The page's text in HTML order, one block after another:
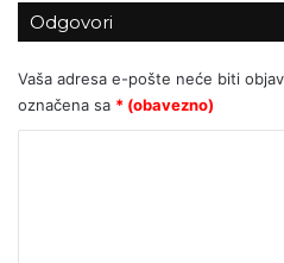
Odgovori
Vaša adresa e-pošte neće biti
označena sa * (obavezno)